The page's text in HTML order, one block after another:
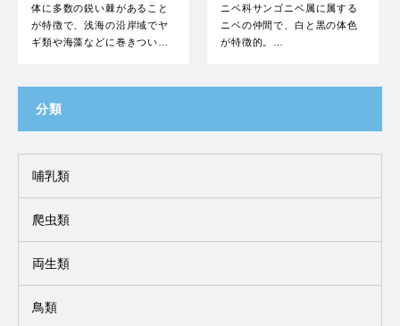
体に多数の鋭い棘があること
が特徴で、浅海の沿岸域でヤ
ギ類や海藻などに巻きつい…
ニベ科サンゴニベ属に属する
ニベの仲間で、白と黒の体色
が特徴的。…
分類
哺乳類
爬虫類
両生類
鳥類